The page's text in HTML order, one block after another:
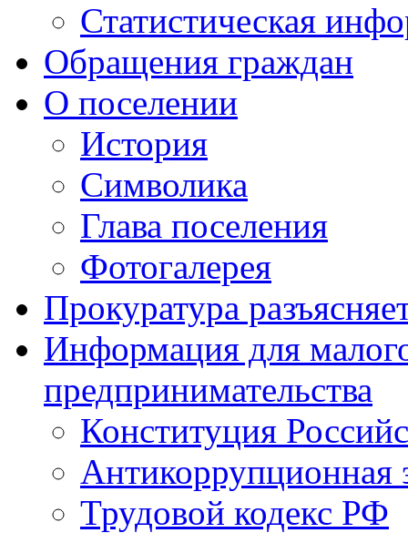
Статистическая
Обращения граждан
О поселении
История
Символика
Глава поселения
Фотогалерея
Прокуратура
Информация для
предпринимательства
Конституция
Антикоррупционная
Трудовой кодекс РФ